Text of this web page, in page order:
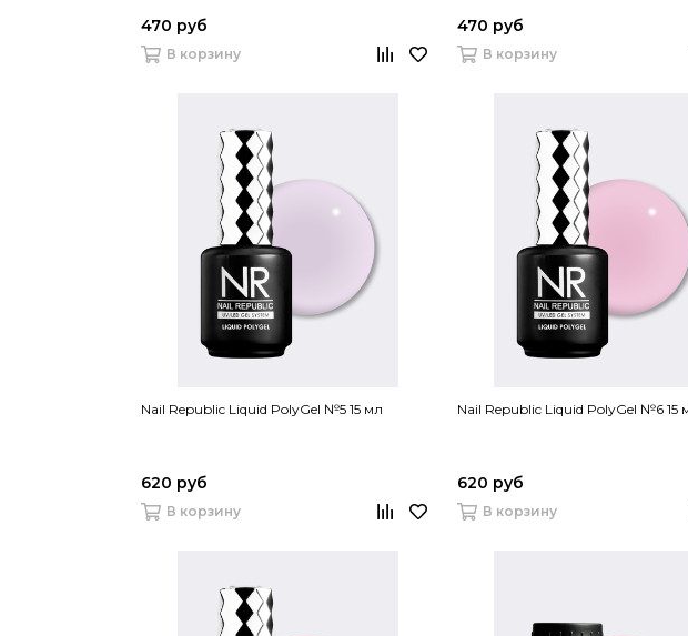
470 руб
В корзину
470 руб
В корзину
Nail Republic Liquid PolyGel №5 15 мл
620 руб
В корзину
Nail Republic Liquid PolyGel №6 15
620 руб
В корзину